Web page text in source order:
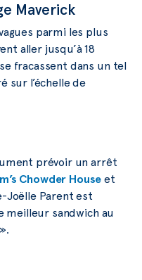
Maverick
parmi les plus
aller jusqu’à 18
fracassent dans un tel
sur l’échelle de
prévoir un arrêt
Chowder House et
Joëlle Parent est
meilleur sandwich au